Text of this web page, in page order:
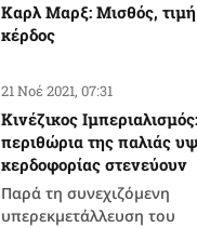
Καρλ Μαρξ: Μισθός, τιμή
κέρδος
21 Νοέ 2021, 07:31
Κινέζικος
περιθώρια της παλιάς
κερδοφορίας στενεύουν
Παρά τη συνεχιζόμενη
υπερεκμετάλλευση του